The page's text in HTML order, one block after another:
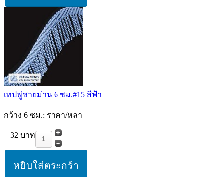
เทปพู่ชายม่าน 6 ซม.#15 สีฟ้า
กว้าง 6 ซม.: ราคา/หลา
32 บาท